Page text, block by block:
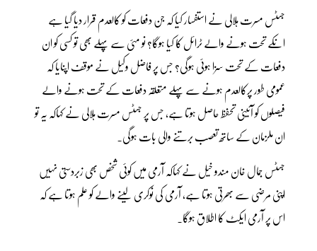
جسٹس مسرت ہلالی نے استفسار کیا کہ جن دفعات کو کالعدم قرار دیا گیا ہے
انکے تحت ہونے والے ٹرائل کا کیا ہوگا؟ نو مئی سے پہلے بھی تو کسی کو ان
دفعات کے تحت سزا ہوئی ہوگی؟ جس پر فاضل وکیل نے موقف اپنایا کہ
عمومی طور پرکالعدم ہونے سے پہلے متعلقہ دفعات کے تحت ہونے والے
فیصلوں کو آئینی تحفظ حاصل ہوتا ہے، جس پر جسٹس مسرت ہلالی نے کہاکہ یہ تو
ان ملزمان کے ساتھ تعصب برتنے والی بات ہوگی۔
جسٹس جمال خان مندو خیل نے کہاکہ آرمی میں کوئی شخص بھی زبردستی نہیں
اپنی مرضی سے بھرتی ہوتا ہے، آرمی کی نوکری لینے والے کو علم ہوتا ہے کہ
اس پر آرمی ایکٹ کا اطلاق ہوگا۔